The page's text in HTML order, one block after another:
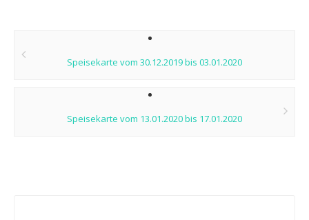
navigationSpeisekarte vom 30.12.2019 bis 03.01.2020
Speisekarte vom 13.01.2020 bis 17.01.2020